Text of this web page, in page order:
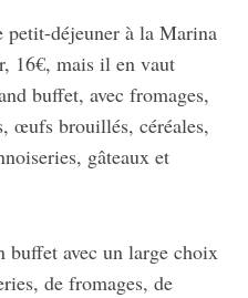
déjeuner à la Marina
16€, mais il en vaut
buffet, avec fromages,
œufs brouillés, céréales,
gâteaux et
buffet avec un large choix
de fromages, de